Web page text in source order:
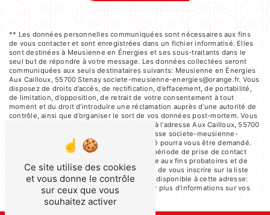
** Les données personnelles communiquées sont nécessaires aux fins
de vous contacter et sont enregistrées dans un fichier informatisé. Elles
sont destinées à Meusienne en Énergies et ses sous-traitants dans le
seul but de répondre à votre message. Les données collectées seront
communiquées aux seuls destinataires suivants: Meusienne en Énergies
Aux Cailloux, 55700 Stenay societe-meusienne-energies@orange.fr. Vous
disposez de droits d’accès, de rectification, d’effacement, de portabilité,
de limitation, d’opposition, de retrait de votre consentement à tout
moment et du droit d’introduire une réclamation auprès d’une autorité de
contrôle, ainsi que d’organiser le sort de vos données post-mortem. Vous
pouvez exercer ces droits par voie postale à l'adresse Aux Cailloux, 55700
Stenay ou par courrier électronique à l'adresse societe-meusienne-
energies@orange.fr. Un justificatif d'identité pourra vous être demandé.
Nous conservons vos données pendant la période de prise de contact
puis pendant la durée de prescription légale aux fins probatoires et de
gestion des contentieux. Vous avez le droit de vous inscrire sur la liste
d'opposition au démarchage téléphonique, disponible à cette adresse:
Bloctel.gouv.fr . Consultez le site cnil.fr pour plus d’informations sur vos
Ce site utilise des cookies
et vous donne le contrôle
sur ceux que vous
souhaitez activer